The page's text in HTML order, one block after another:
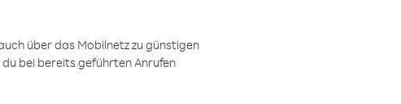
über das Mobilnetz zu günstigen
bei bereits geführten Anrufen